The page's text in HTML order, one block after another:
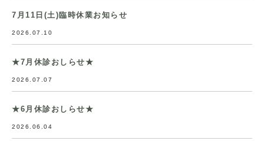
7月11日(土)臨時休業お知らせ
2026.07.10
★7月休診おしらせ★
2026.07.07
★6月休診おしらせ★
2026.06.04